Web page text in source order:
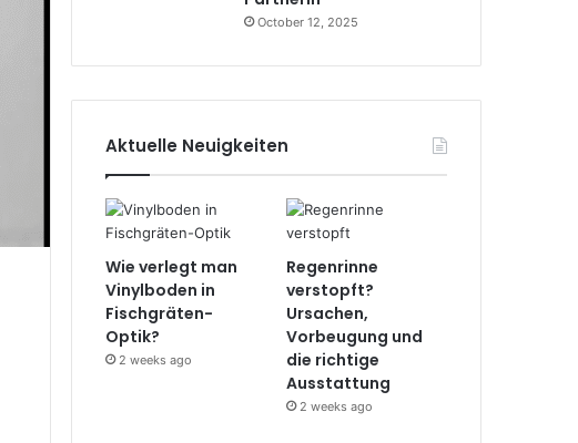
October 12, 2025
Aktuelle Neuigkeiten
Wie verlegt man
Vinylboden in
Fischgräten-
Optik?
2 weeks ago
Regenrinne
verstopft?
Ursachen,
Vorbeugung und
die richtige
Ausstattung
2 weeks ago